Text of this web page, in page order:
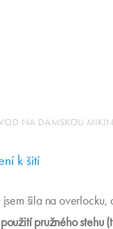
NA DÁMSKOU
k šití
jsem šila na
pružného stehu